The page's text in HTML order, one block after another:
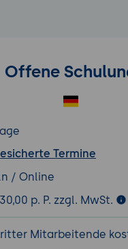
Offene
Termine
/ Online
p. P. zzgl. MwSt.
Mitarbeitende